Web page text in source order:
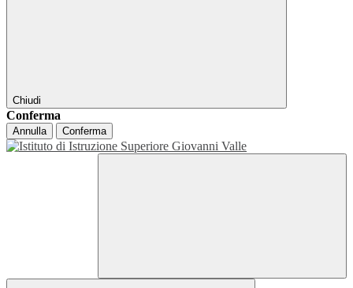
Chiudi
Conferma
Annulla Conferma